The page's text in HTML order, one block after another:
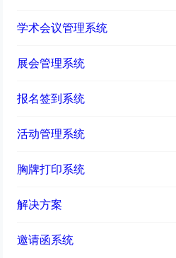
学术会议管理系统
展会管理系统
报名签到系统
活动管理系统
胸牌打印系统
解决方案
邀请函系统